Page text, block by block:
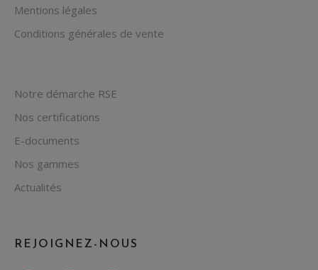
Mentions légales
Conditions générales de vente
Notre démarche RSE
Nos certifications
E-documents
Nos gammes
Actualités
REJOIGNEZ-NOUS